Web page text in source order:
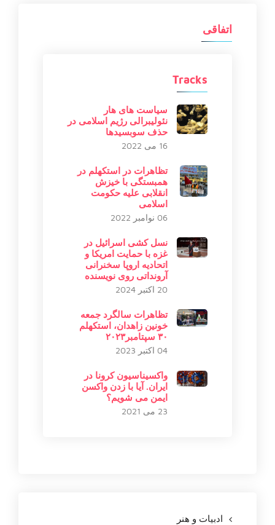
اتفاقی
Tracks
سیاست های هار
نئولیبرالی رژیم اسلامی در
حذف سوبسیدها
16 می 2022
تظاهرات در استکهلم در
همبستگی با خیزش
انقلابی علیه حکومت
اسلامی
06 نوامبر 2022
نسل کشی اسرائیل در
غزه با حمایت امریکا و
اتحادیه اروپا سخنرانی
آرونداتی روی نویسنده
20 اکتبر 2024
تظاهرات سالگرد جمعه
خونین زاهدان، استکهلم
۳۰ سپتامبر۲۰۲۳
04 اکتبر 2023
واکسیناسیون کرونا در
ایران. آیا با زدن واکسن
ایمن می شویم؟
23 می 2021
ادبیات و هنر